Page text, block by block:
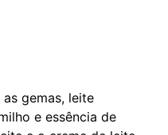
gemas, leite
e essência de